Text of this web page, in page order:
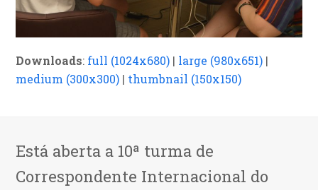
Downloads: full (1024x680) | large (980x651) |
medium (300x300) | thumbnail (150x150)
Está aberta a 10ª turma de
Correspondente Internacional do